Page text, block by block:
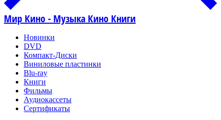
Мир Кино - Музыка Кино Книги
Новинки
DVD
Компакт-Диски
Виниловые пластинки
Blu-ray
Книги
Фильмы
Аудиокассеты
Сертификаты